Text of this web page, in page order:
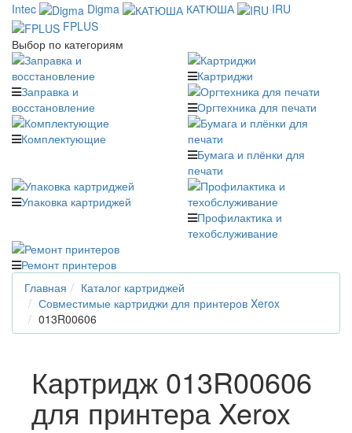
Intec
Digma КАТЮША
IRU
FPLUS
Выбор по категориям
Заправка и
восстановление
Картриджи
Оргтехника для печати
Комплектующие
Бумага и плёнки для
печати
Упаковка картриджей
Профилактика и
техобслуживание
Ремонт принтеров
Главная
Каталог картриджей
Совместимые картриджи для принтеров Xerox
013R00606
Картридж 013R00606
для принтера Xerox